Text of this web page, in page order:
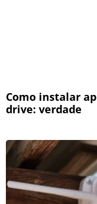
Como instalar
drive: verdade